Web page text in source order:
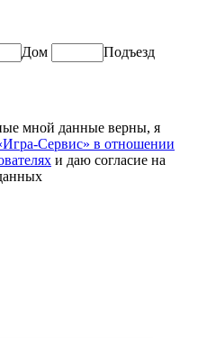
Дом Подъезд
мной данные верны, я
Сервис» в отношении
и даю согласие на